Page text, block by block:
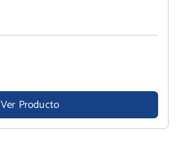
Ver Producto